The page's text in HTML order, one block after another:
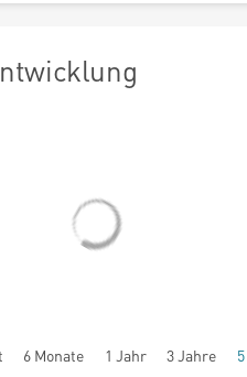
6 Monate 1 Jahr 3 Jahre